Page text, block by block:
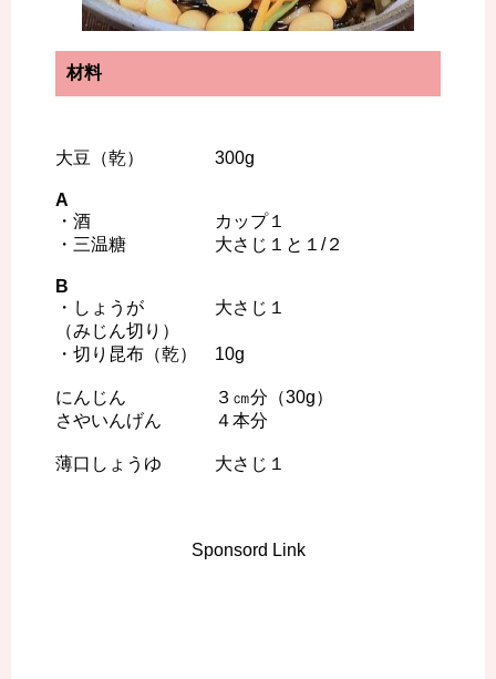
材料
大豆（乾） 300g
A
・酒 カップ１
・三温糖 大さじ１と１/２
B
・しょうが 大さじ１
（みじん切り）
・切り昆布（乾） 10g
にんじん ３㎝分（30g）
さやいんげん ４本分
薄口しょうゆ 大さじ１
Sponsord Link